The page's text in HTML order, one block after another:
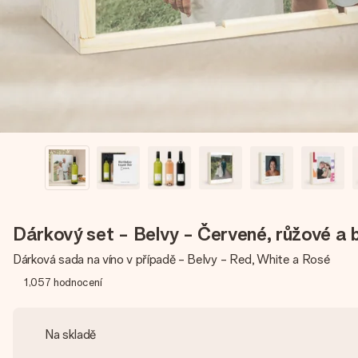
Dárkový set - Belvy - Červené, růžové a
Dárková sada na víno v případě - Belvy - Red, White a Rosé
1,057 hodnocení
Na skladě